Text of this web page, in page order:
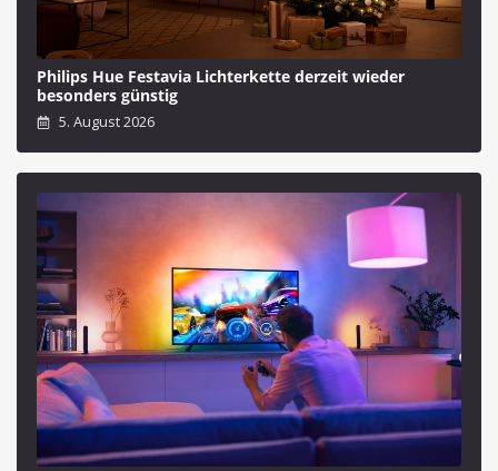
Philips Hue Festavia Lichterkette derzeit wieder
besonders günstig
5. August 2026